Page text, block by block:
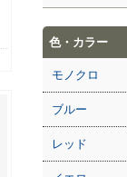
色・カラー
モノクロ
ブルー
レッド